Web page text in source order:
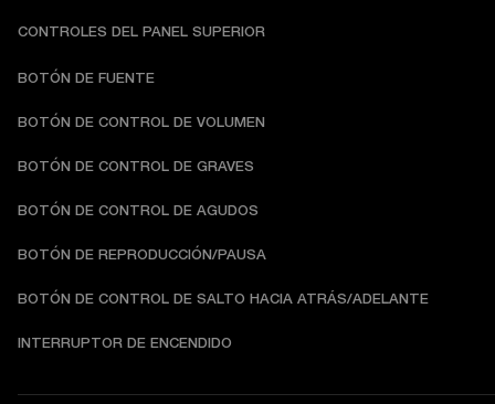
CONTROLES DEL PANEL SUPERIOR
BOTÓN DE FUENTE
BOTÓN DE CONTROL DE VOLUMEN
BOTÓN DE CONTROL DE GRAVES
BOTÓN DE CONTROL DE AGUDOS
BOTÓN DE REPRODUCCIÓN/PAUSA
BOTÓN DE CONTROL DE SALTO HACIA ATRÁS/ADELANTE
INTERRUPTOR DE ENCENDIDO